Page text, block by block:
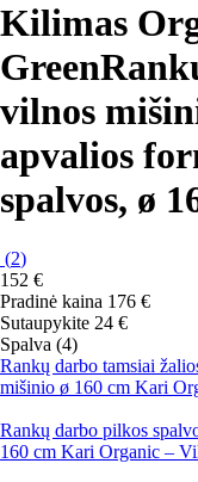
Kilimas
Green
vilnos
apvalios
spalvos, ø
(2)
152 €
Pradinė kaina 176 €
Sutaupykite 24 €
Spalva (4)
Rankų darbo tamsiai
mišinio ø 160 cm Kari
Rankų darbo pilkos
160 cm Kari Organic –